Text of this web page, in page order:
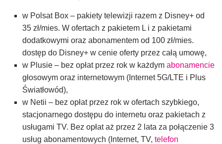
w Polsat Box – pakiety telewizji razem z Disney+ od
35 zł/mies. W ofertach z pakietem L i z pakietami
dodatkowymi oraz abonamentem od 100 zł/mies.
dostęp do Disney+ w cenie oferty przez całą umowę,
w Plusie – bez opłat przez rok w każdym abonamencie
głosowym oraz internetowym (Internet 5G/LTE i Plus
Światłowód),
w Netii – bez opłat przez rok w ofertach szybkiego,
stacjonarnego dostępu do internetu oraz pakietach z
usługami TV. Bez opłat aż przez 2 lata za połączenie 3
usług abonamentowych (Internet, TV, telefon